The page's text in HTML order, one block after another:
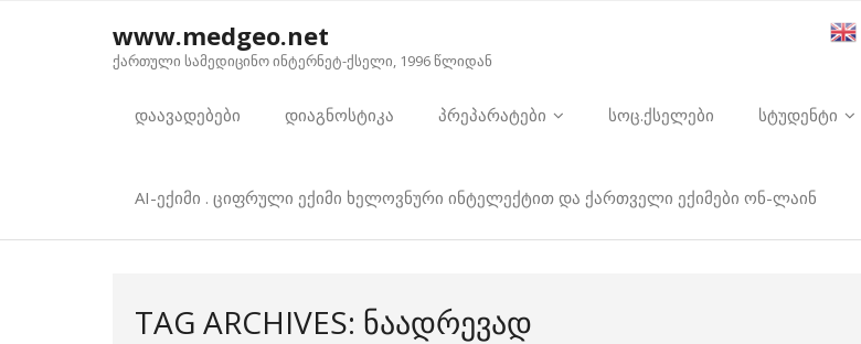
www.medgeo.net
ქართული სამედიცინო ინტერნეტ-ქსელი, 1996 წლიდან
დაავადებები დიაგნოსტიკა პრეპარატები სოც.ქსელები სტუდენტი
AI-ექიმი . ციფრული ექიმი ხელოვნური ინტელექტით და ქართველი ექიმები ონ-ლაინ
TAG ARCHIVES: ᲜᲐᲐᲓᲠᲔᲕᲐᲓ